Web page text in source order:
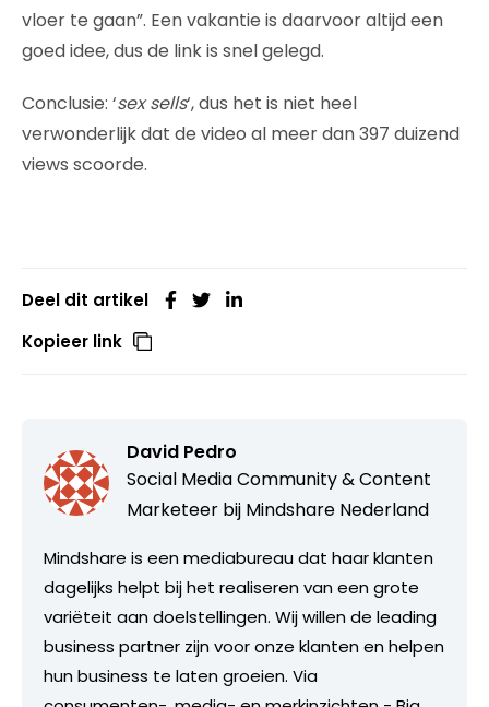
vloer te gaan”. Een vakantie is daarvoor altijd een
goed idee, dus de link is snel gelegd.
Conclusie: ‘sex sells‘, dus het is niet heel
verwonderlijk dat de video al meer dan 397 duizend
views scoorde.
Deel dit artikel
Kopieer link
David Pedro
Social Media Community & Content
Marketeer bij Mindshare Nederland
Mindshare is een mediabureau dat haar klanten
dagelijks helpt bij het realiseren van een grote
variëteit aan doelstellingen. Wij willen de leading
business partner zijn voor onze klanten en helpen
hun business te laten groeien. Via